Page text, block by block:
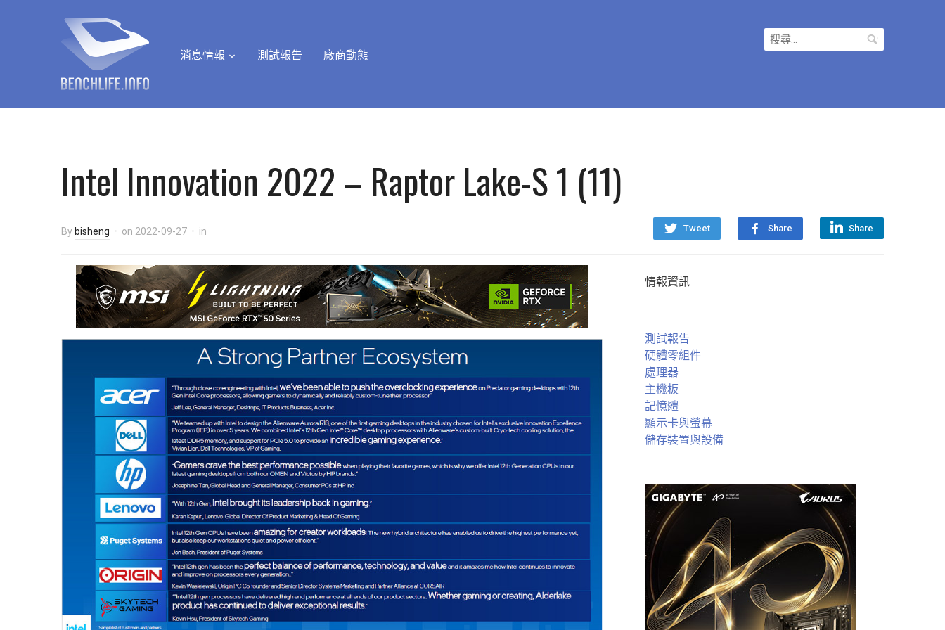
消息情報 測試報告 廠商動態
搜
尋
Intel Innovation 2022 – Raptor Lake-S 1 (11)
Tweet Share Share
By bisheng on 2022-09-27 in
情報資訊
測試報告
硬體零組件
處理器
主機板
記憶體
顯示卡與螢幕
儲存裝置與設備